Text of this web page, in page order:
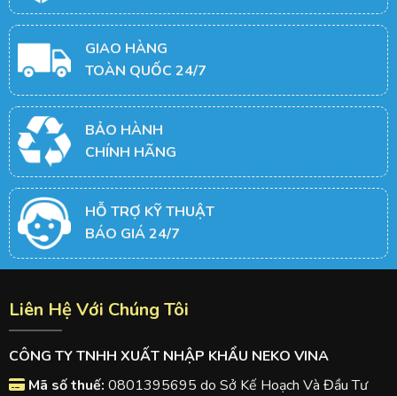
GIAO HÀNG
TOÀN QUỐC 24/7
BẢO HÀNH
CHÍNH HÃNG
HỖ TRỢ KỸ THUẬT
BÁO GIÁ 24/7
Liên Hệ Với Chúng Tôi
CÔNG TY TNHH XUẤT NHẬP KHẨU NEKO VINA
Mã số thuế: 0801395695 do Sở Kế Hoạch Và Đầu Tư